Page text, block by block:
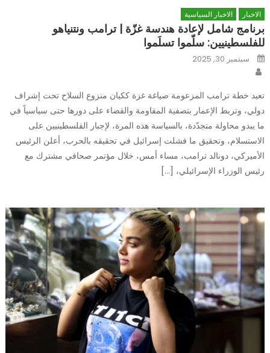
الاخبار الاخبار السياسية
برنامج شامل لإعادة هندسة غزّة | ترامب ونتنياهو
للفلسطينيين: سلّموا تسلَموا
Posted
onسبتمبر 30, 2025
تعيد خطة ترامب المزعومة صياغة غزة ككيان منزوع السلاح تحت إشراف
دولي، وتربط الإعمار بتصفية المقاومة والقضاء على دورها حتى سياسياً في
ما يبدو محاولة متجدّدة، بالسياسة هذه المرة، لإجبار الفلسطينيين على
الاستسلام، وتحقيق ما فشلت إسرائيل في تحقيقه بالحرب، أعلن الرئيس
الأميركي، دونالد ترامب، مساء أمس، خلال مؤتمر صحافي مشترك مع
رئيس الوزراء الإسرائيلي، […]